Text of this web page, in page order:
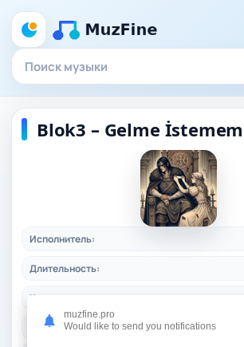
Blok3 – Gelme İstemem
Исполнитель:
Длительность:
Качество:
Жанр:
muzfine.pro
Would like to send you notifications